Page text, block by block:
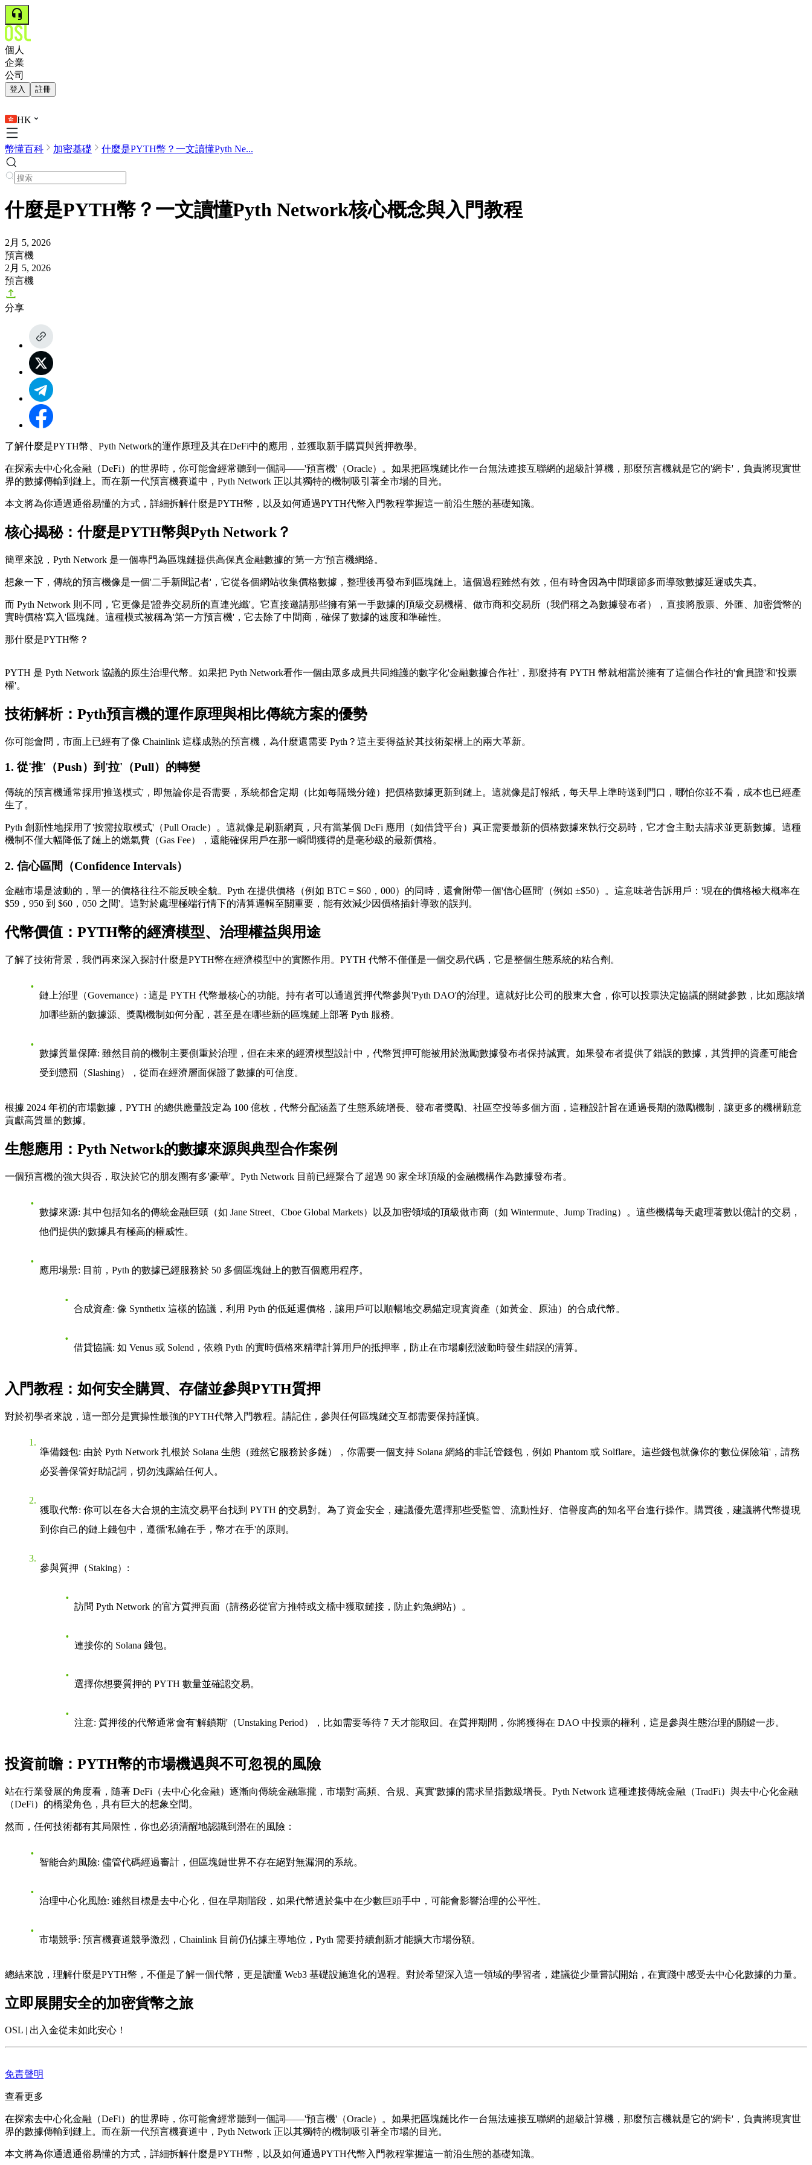
個人
企業
公司
登入 註冊
HK
幣懂百科 加密基礎 什麼是PYTH幣？一文讀懂Pyth Ne...
什麼是PYTH幣？一文讀懂Pyth Network核心概念與入門教程
2月 5, 2026
預言機
2月 5, 2026
預言機
分享
了解什麼是PYTH幣、Pyth Network的運作原理及其在DeFi中的應用，並獲取新手購買與質押教學。
在探索去中心化金融（DeFi）的世界時，你可能會經常聽到一個詞——'預言機'（Oracle）。如果把區塊鏈比作一台無法連接互聯網的超級計算機，那麼預言機就是它的'網卡'，負責將現實世
界的數據傳輸到鏈上。而在新一代預言機賽道中，Pyth Network 正以其獨特的機制吸引著全市場的目光。
本文將為你通過通俗易懂的方式，詳細拆解什麼是PYTH幣 ，以及如何通過PYTH代幣入門教程掌握這一前沿生態的基礎知識。
核心揭秘：什麼是PYTH幣與Pyth Network？
簡單來說，Pyth Network 是一個專門為區塊鏈提供高保真金融數據的'第一方'預言機網絡。
想象一下，傳統的預言機像是一個'二手新聞記者'，它從各個網站收集價格數據，整理後再發布到區塊鏈上。這個過程雖然有效，但有時會因為中間環節多而導致數據延遲或失真。
而 Pyth Network 則不同，它更像是'證券交易所的直連光纖'。它直接邀請那些擁有第一手數據的頂級交易機構、做市商和交易所（我們稱之為數據發布者），直接將股票、外匯、加密貨幣的
實時價格'寫入'區塊鏈。這種模式被稱為'第一方預言機'，它去除了中間商，確保了數據的速度和準確性。
那什麼是PYTH幣？
PYTH 是 Pyth Network 協議的原生治理代幣。如果把 Pyth Network看作一個由眾多成員共同維護的數字化'金融數據合作社'，那麼持有 PYTH 幣就相當於擁有了這個合作社的'會員證'和'投票
權'。
技術解析：Pyth預言機的運作原理與相比傳統方案的優勢
你可能會問，市面上已經有了像 Chainlink 這樣成熟的預言機，為什麼還需要 Pyth？這主要得益於其技術架構上的兩大革新。
1. 從'推'（Push）到'拉'（Pull）的轉變
傳統的預言機通常採用'推送模式'，即無論你是否需要，系統都會定期（比如每隔幾分鐘）把價格數據更新到鏈上。這就像是訂報紙，每天早上準時送到門口，哪怕你並不看，成本也已經產
生了。
Pyth 創新性地採用了'按需拉取模式'（Pull Oracle）。這就像是刷新網頁，只有當某個 DeFi 應用（如借貸平台）真正需要最新的價格數據來執行交易時，它才會主動去請求並更新數據。這種
機制不僅大幅降低了鏈上的燃氣費（Gas Fee），還能確保用戶在那一瞬間獲得的是毫秒級的最新價格。
2. 信心區間（Confidence Intervals）
金融市場是波動的，單一的價格往往不能反映全貌。Pyth 在提供價格（例如 BTC = $60，000）的同時，還會附帶一個'信心區間'（例如 ±$50）。這意味著告訴用戶：'現在的價格極大概率在
$59，950 到 $60，050 之間'。這對於處理極端行情下的清算邏輯至關重要，能有效減少因價格插針導致的誤判。
代幣價值：PYTH幣的經濟模型、治理權益與用途
了解了技術背景，我們再來深入探討什麼是PYTH幣在經濟模型中的實際作用。PYTH 代幣不僅僅是一個交易代碼，它是整個生態系統的粘合劑。
鏈上治理（Governance） : 這是 PYTH 代幣最核心的功能。持有者可以通過質押代幣參與'Pyth DAO'的治理。這就好比公司的股東大會，你可以投票決定協議的關鍵參數，比如應該增
加哪些新的數據源、獎勵機制如何分配，甚至是在哪些新的區塊鏈上部署 Pyth 服務。
數據質量保障: 雖然目前的機制主要側重於治理，但在未來的經濟模型設計中，代幣質押可能被用於激勵數據發布者保持誠實。如果發布者提供了錯誤的數據，其質押的資產可能會
受到懲罰（Slashing），從而在經濟層面保證了數據的可信度。
根據 2024 年初的市場數據，PYTH 的總供應量設定為 100 億枚，代幣分配涵蓋了生態系統增長、發布者獎勵、社區空投等多個方面，這種設計旨在通過長期的激勵機制，讓更多的機構願意
貢獻高質量的數據。
生態應用：Pyth Network的數據來源與典型合作案例
一個預言機的強大與否，取決於它的朋友圈有多'豪華'。Pyth Network 目前已經聚合了超過 90 家全球頂級的金融機構作為數據發布者。
數據來源: 其中包括知名的傳統金融巨頭（如 Jane Street、Cboe Global Markets）以及加密領域的頂級做市商（如 Wintermute、Jump Trading）。這些機構每天處理著數以億計的交易，
他們提供的數據具有極高的權威性。
應用場景: 目前，Pyth 的數據已經服務於 50 多個區塊鏈上的數百個應用程序。
合成資產: 像 Synthetix 這樣的協議，利用 Pyth 的低延遲價格，讓用戶可以順暢地交易錨定現實資產（如黃金、原油）的合成代幣。
借貸協議: 如 Venus 或 Solend，依賴 Pyth 的實時價格來精準計算用戶的抵押率，防止在市場劇烈波動時發生錯誤的清算。
入門教程：如何安全購買、存儲並參與PYTH質押
對於初學者來說，這一部分是實操性最強的PYTH代幣入門教程。請記住，參與任何區塊鏈交互都需要保持謹慎。
準備錢包: 由於 Pyth Network 扎根於 Solana 生態（雖然它服務於多鏈），你需要一個支持 Solana 網絡的非託管錢包，例如 Phantom 或 Solflare。這些錢包就像你的'數位保險箱'，請務
必妥善保管好助記詞，切勿洩露給任何人。
獲取代幣: 你可以在各大合規的主流交易平台找到 PYTH 的交易對。為了資金安全，建議優先選擇那些受監管、流動性好、信譽度高的知名平台進行操作。購買後，建議將代幣提現
到你自己的鏈上錢包中，遵循'私鑰在手，幣才在手'的原則。
參與質押（Staking） :
訪問 Pyth Network 的官方質押頁面（請務必從官方推特或文檔中獲取鏈接，防止釣魚網站）。
連接你的 Solana 錢包。
選擇你想要質押的 PYTH 數量並確認交易。
注意: 質押後的代幣通常會有'解鎖期'（Unstaking Period），比如需要等待 7 天才能取回。在質押期間，你將獲得在 DAO 中投票的權利，這是參與生態治理的關鍵一步。
投資前瞻：PYTH幣的市場機遇與不可忽視的風險
站在行業發展的角度看，隨著 DeFi（去中心化金融）逐漸向傳統金融靠攏，市場對'高頻、合規、真實'數據的需求呈指數級增長。Pyth Network 這種連接傳統金融（TradFi）與去中心化金融
（DeFi）的橋梁角色，具有巨大的想象空間。
然而，任何技術都有其局限性，你也必須清醒地認識到潛在的風險：
智能合約風險: 儘管代碼經過審計，但區塊鏈世界不存在絕對無漏洞的系統。
治理中心化風險: 雖然目標是去中心化，但在早期階段，如果代幣過於集中在少數巨頭手中，可能會影響治理的公平性。
市場競爭: 預言機賽道競爭激烈，Chainlink 目前仍佔據主導地位，Pyth 需要持續創新才能擴大市場份額。
總結來說，理解什麼是PYTH幣 ，不僅是了解一個代幣，更是讀懂 Web3 基礎設施進化的過程。對於希望深入這一領域的學習者，建議從少量嘗試開始，在實踐中感受去中心化數據的力量。
立即展開安全的加密貨幣之旅
OSL | 出入金從未如此安心！
免責聲明
查看更多
在探索去中心化金融（DeFi）的世界時，你可能會經常聽到一個詞——'預言機'（Oracle）。如果把區塊鏈比作一台無法連接互聯網的超級計算機，那麼預言機就是它的'網卡'，負責將現實世
界的數據傳輸到鏈上。而在新一代預言機賽道中，Pyth Network 正以其獨特的機制吸引著全市場的目光。
本文將為你通過通俗易懂的方式，詳細拆解什麼是PYTH幣 ，以及如何通過PYTH代幣入門教程掌握這一前沿生態的基礎知識。